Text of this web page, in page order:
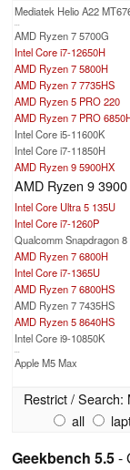
Mediatek Helio A22
...
AMD Ryzen 7 5700G
Intel Core i7-12650H
AMD Ryzen 7 5800H
AMD Ryzen 7 7735HS
AMD Ryzen 5 PRO 220
AMD Ryzen 7 PRO
Intel Core i5-11600K
Intel Core i7-11850H
AMD Ryzen 9 5900HX
AMD Ryzen 9 3900
Intel Core Ultra 5 135U
Intel Core i7-1260P
Qualcomm Snapdragon
AMD Ryzen 7 6800H
Intel Core i7-1365U
AMD Ryzen 7 6800HS
AMD Ryzen 7 7435HS
AMD Ryzen 5 8640HS
Intel Core i9-10850K
...
Apple M5 Max
Restrict / Search:
all
Geekbench 5.5-